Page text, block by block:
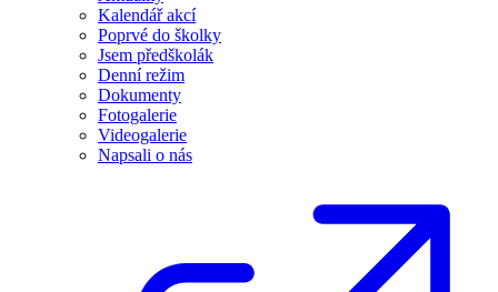
Kalendář akcí
Poprvé do školky
Jsem předškolák
Denní režim
Dokumenty
Fotogalerie
Videogalerie
Napsali o nás